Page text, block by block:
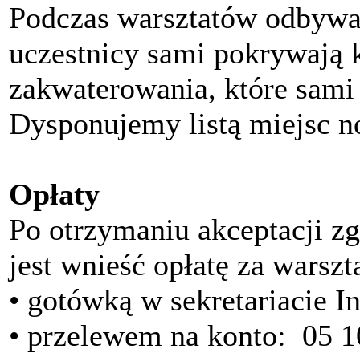
Podczas warsztatów
uczestnicy sami pokrywają
zakwaterowania, które
Dysponujemy listą miejsc
Opłaty
Po otrzymaniu akceptacji
jest wnieść opłatę za
• gotówką w sekretariacie
• przelewem na konto: 05